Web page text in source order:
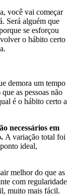
você vai começar
Será alguém que
se esforçou
o hábito certo
demora um tempo
as pessoas não
é o hábito certo a
necessários em
A variação total foi
ideal,
melhor do que as
com regularidade
muito mais fácil.